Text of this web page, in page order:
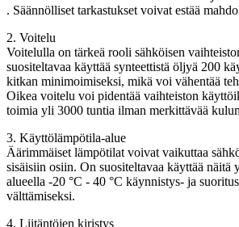
. Säännölliset tarkastukset voivat estää
2. Voitelu
Voitelulla on tärkeä rooli sähköisen
suositeltavaa käyttää synteettistä öljyä 200
kitkan minimoimiseksi, mikä voi vähentää
Oikea voitelu voi pidentää vaihteiston
toimia yli 3000 tuntia ilman merkittävää
3. Käyttölämpötila-alue
Äärimmäiset lämpötilat voivat vaikuttaa
sisäisiin osiin. On suositeltavaa käyttää näitä
alueella -20 °C - 40 °C käynnistys- ja
välttämiseksi.
4. Liitäntöjen kiristys